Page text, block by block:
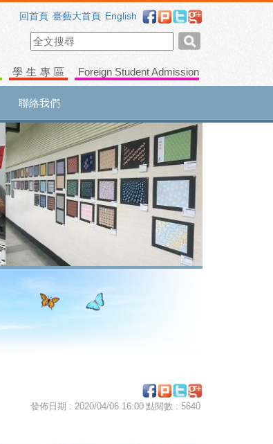
回首頁 臺藝大首頁 English
學生專區 Foreign Student Admission
聯絡我們
發佈日期 : 2020/04/06 16:00 點閱數 : 5640